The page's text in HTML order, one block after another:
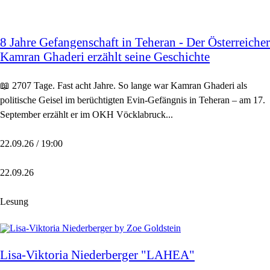
8 Jahre Gefangenschaft in Teheran - Der Österreicher
Kamran Ghaderi erzählt seine Geschichte
📖 2707 Tage. Fast acht Jahre. So lange war Kamran Ghaderi als
politische Geisel im berüchtigten Evin-Gefängnis in Teheran – am 17.
September erzählt er im OKH Vöcklabruck...
22.09.26 / 19:00
22.09.26
Lesung
Lisa-Viktoria Niederberger "LAHEA"